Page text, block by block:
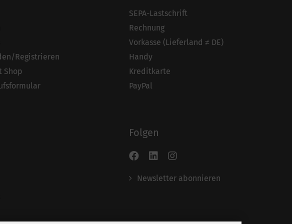
Registrieren
Shop
SEPA-Lastschrift
Rechnung
Vorkasse (Lieferland ≠ DE)
Handy
Kreditkarte
PayPal
Folgen
Newsletter abonnieren